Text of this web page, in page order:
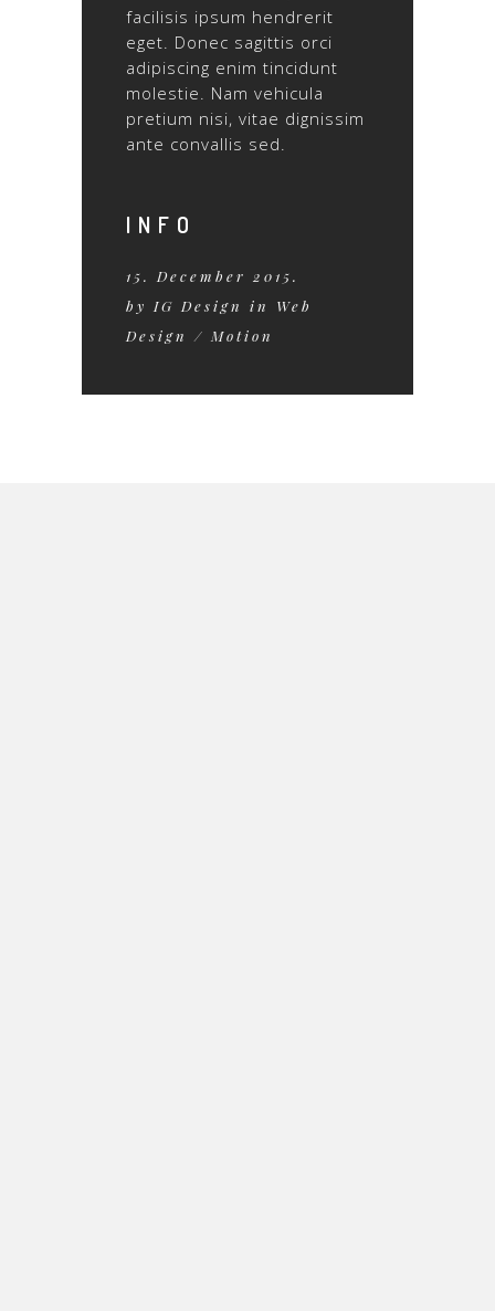
facilisis ipsum hendrerit
eget. Donec sagittis orci
adipiscing enim tincidunt
molestie. Nam vehicula
pretium nisi, vitae dignissim
ante convallis sed.
INFO
15. December 2015.
by IG Design in Web
Design / Motion